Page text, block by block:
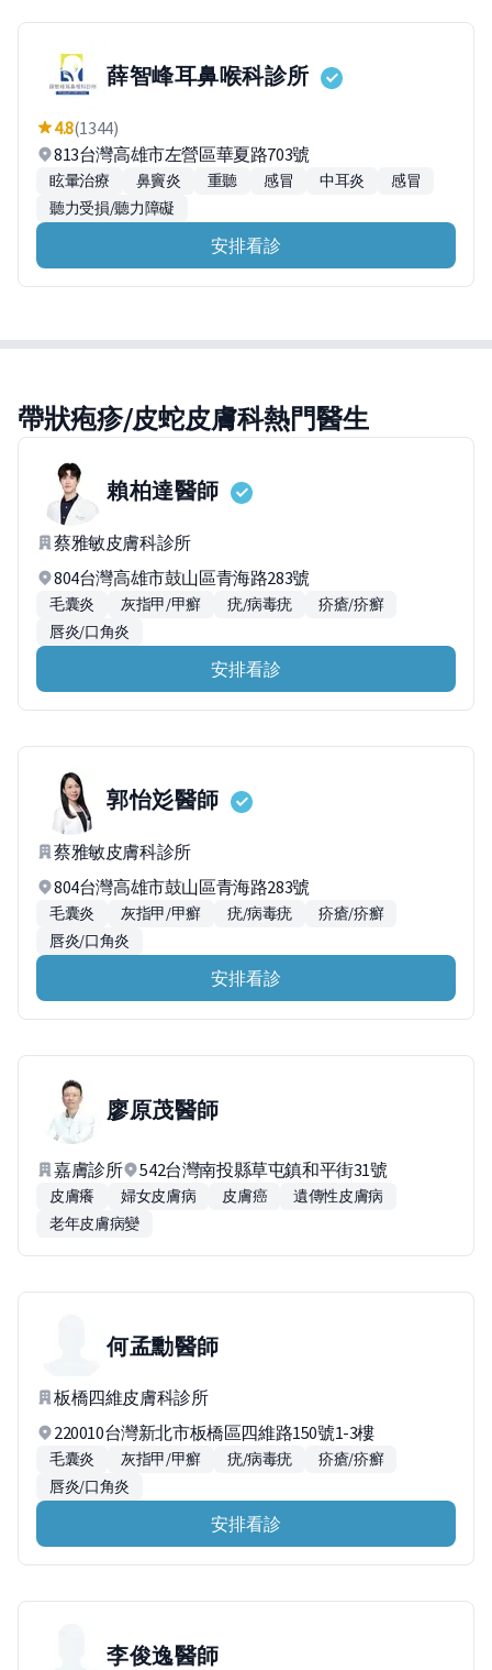
薛智峰耳鼻喉科診所
4.8(1344)
813台灣高雄市左營區華夏路703號
眩暈治療 鼻竇炎 重聽 感冒 中耳炎
感冒
聽力受損/聽力障礙
安排看診
帶狀疱疹/皮蛇皮膚科熱門醫生
賴柏達醫師
蔡雅敏皮膚科診所
804台灣高雄市鼓山區青海路283號
毛囊炎 灰指甲/甲癬 疣/病毒疣
疥瘡/疥癬
唇炎/口角炎
安排看診
郭怡彣醫師
蔡雅敏皮膚科診所
804台灣高雄市鼓山區青海路283號
毛囊炎 灰指甲/甲癬 疣/病毒疣
疥瘡/疥癬
唇炎/口角炎
安排看診
廖原茂醫師
嘉膚診所 542台灣南投縣草屯鎮和平街31號
皮膚癢 婦女皮膚病 皮膚癌
遺傳性皮膚病
老年皮膚病變
何孟勳醫師
板橋四維皮膚科診所
220010台灣新北市板橋區四維路150號1-3樓
毛囊炎 灰指甲/甲癬 疣/病毒疣
疥瘡/疥癬
唇炎/口角炎
安排看診
李俊逸醫師